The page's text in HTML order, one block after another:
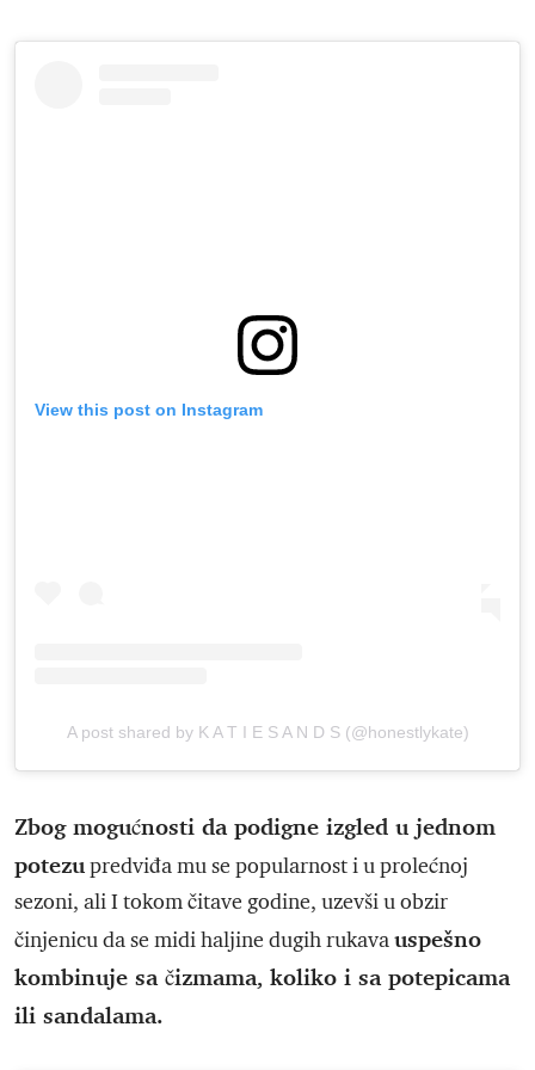
View this post on Instagram
A post shared by K A T I E S A N D S (@honestlykate)
Zbog mogućnosti da podigne izgled u jednom
potezupredviđa mu se popularnost i u prolećnoj
sezoni, ali I tokom čitave godine, uzevši u obzir
činjenicu da se midi haljine dugih rukavauspešno
kombinuje sa čizmama, koliko i sa potepicama
ili sandalama.